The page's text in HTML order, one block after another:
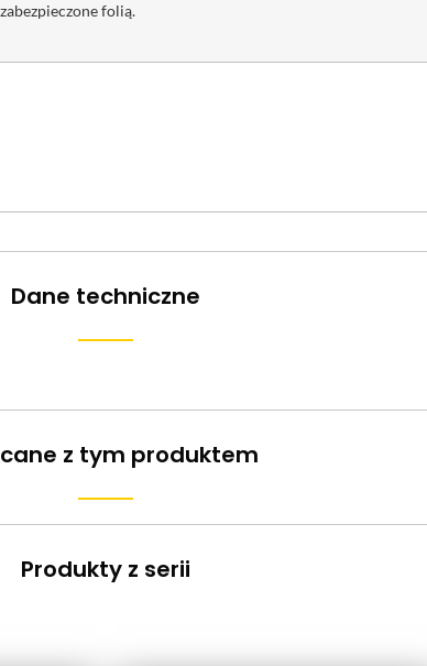
folią.
Dane techniczne
z tym produktem
Produkty z serii